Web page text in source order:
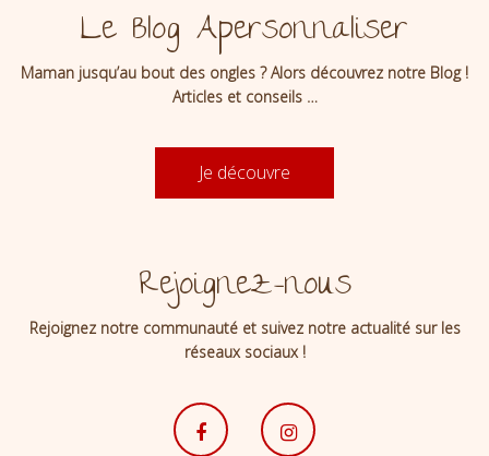
Le Blog Apersonnaliser
Maman jusqu’au bout des ongles ? Alors découvrez notre Blog !
Articles et conseils …
Je découvre
Rejoignez-nous
Rejoignez notre communauté et suivez notre actualité sur les
réseaux sociaux !